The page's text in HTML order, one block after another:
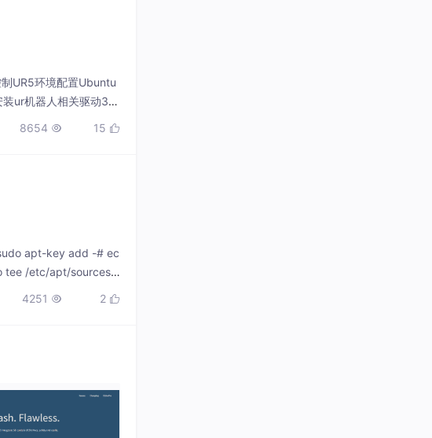
UR5环境配置Ubuntu
ur机器人相关驱动3.
8654  15 
apt-key add -# ec
tee /etc/apt/sources.li
4251  2 